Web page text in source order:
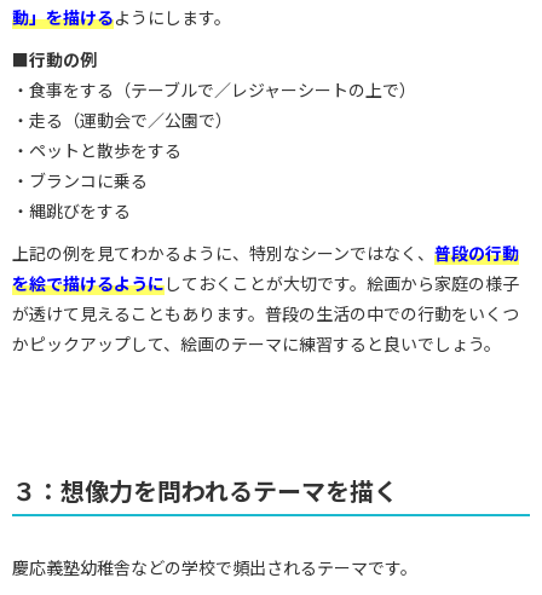
動」を描けるようにします。
■行動の例
・食事をする（テーブルで／レジャーシートの上で）
・走る（運動会で／公園で）
・ペットと散歩をする
・ブランコに乗る
・縄跳びをする
上記の例を見てわかるように、特別なシーンではなく、 普段の行動
を絵で描けるようにしておくことが大切です。​絵画から家庭の様子
が透けて見えることもあります。普段の生活の中での行動をいくつ
かピックアップして、絵画のテーマに練習すると良いでしょう。
３：想像力を問われるテーマを描く
慶応義塾幼稚舎などの学校で頻出されるテーマです。